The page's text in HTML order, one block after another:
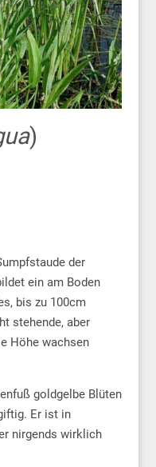
)
der
ein am Boden
bis zu 100cm
stehende, aber
Höhe wachsen
goldgelbe Blüten
Er ist in
nirgends wirklich